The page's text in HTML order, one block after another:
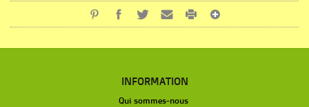
INFORMATION
Qui sommes-nous